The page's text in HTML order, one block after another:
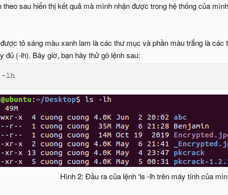
sau hiển thị kết quả mà mình nhận được trong hệ thống của
tô sáng màu xanh lam là các thư mục và phần màu trắng là các
đủ (-lh). Bây giờ, bạn hãy thử gõ lệnh sau:
Hình 2: Đầu ra của lệnh ‘ls -lh trên máy tính của